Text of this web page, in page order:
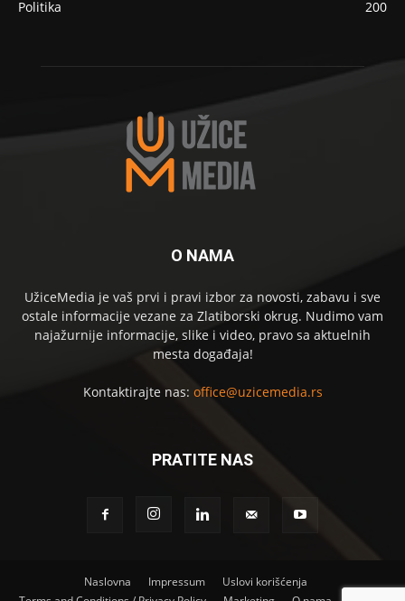
Politika
200
O NAMA
UžiceMedia je vaš prvi i pravi izbor za novosti, zabavu i sve
ostale informacije vezane za Zlatiborski okrug. Nudimo vam
najažurnije informacije, slike i video, pravo sa aktuelnih
mesta događaja!
Kontaktirajte nas: office@uzicemedia.rs
PRATITE NAS
Naslovna Impressum
Uslovi korišćenja